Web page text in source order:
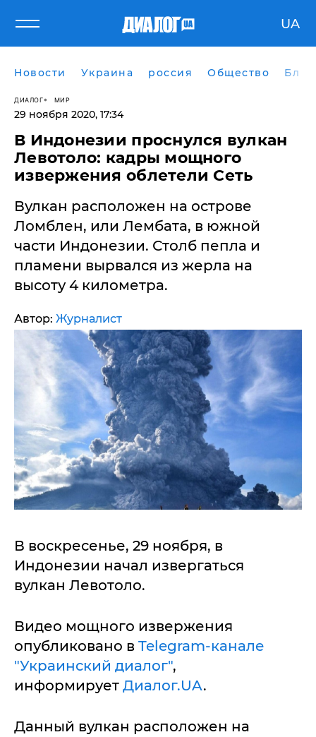
UA
Новости Украина россия Общество
ДИАЛОГ МИР
29 ноября 2020, 17:34
В Индонезии проснулся вулкан
Левотоло: кадры мощного
извержения облетели Сеть
Вулкан расположен на острове
Ломблен, или Лембата, в южной
части Индонезии. Столб пепла и
пламени вырвался из жерла на
высоту 4 километра.
Автор: Журналист
В воскресенье, 29 ноября, в
Индонезии начал извергаться
вулкан Левотоло.
Видео мощного извержения
опубликовано в Telegram-канале
"Украинский диалог",
информирует Диалог.UA.
Данный вулкан расположен на